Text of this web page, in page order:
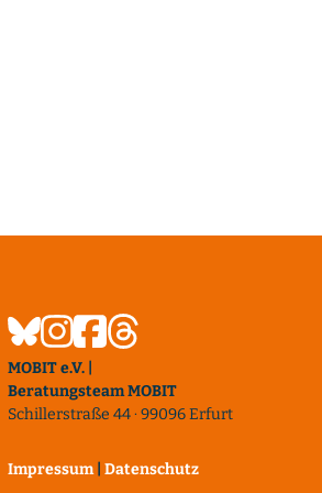
MOBIT e.V. |
Beratungsteam MOBIT
Schillerstraße 44 · 99096 Erfurt
Impressum Datenschutz